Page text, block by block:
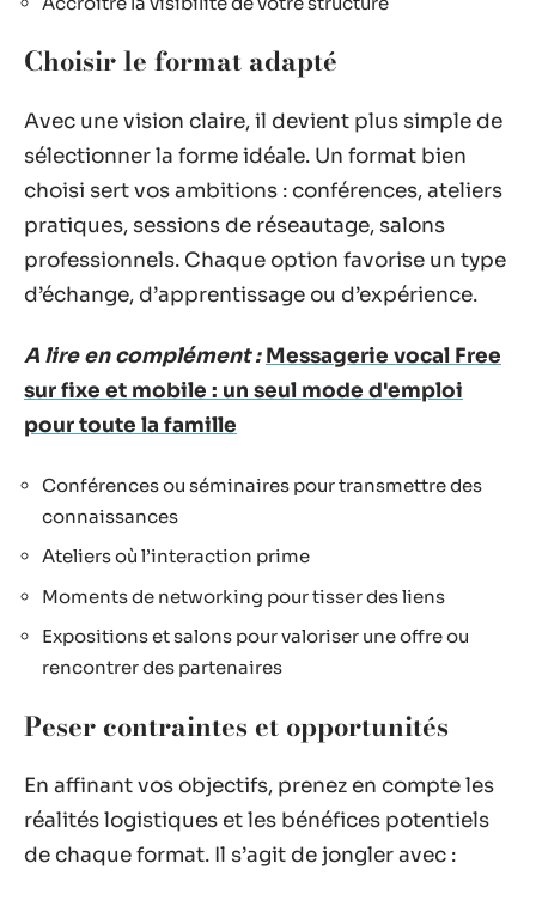
Choisir le format adapté
Avec une vision claire, il devient plus simple de
sélectionner la forme idéale. Un format bien
choisi sert vos ambitions : conférences, ateliers
pratiques, sessions de réseautage, salons
professionnels. Chaque option favorise un type
d’échange, d’apprentissage ou d’expérience.
A lire en complément : Messagerie vocal Free
sur fixe et mobile : un seul mode d'emploi
pour toute la famille
Conférences ou séminaires pour transmettre des
connaissances
Ateliers où l’interaction prime
Moments de networking pour tisser des liens
Expositions et salons pour valoriser une offre ou
rencontrer des partenaires
Peser contraintes et opportunités
En affinant vos objectifs, prenez en compte les
réalités logistiques et les bénéfices potentiels
de chaque format. Il s’agit de jongler avec :